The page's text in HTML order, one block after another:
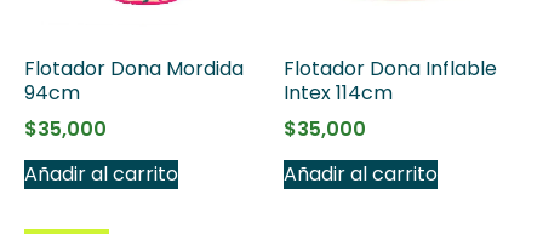
Flotador Dona Mordida
94cm
$35,000
Añadir al carrito
Flotador Dona Inflable
Intex 114cm
$35,000
Añadir al carrito